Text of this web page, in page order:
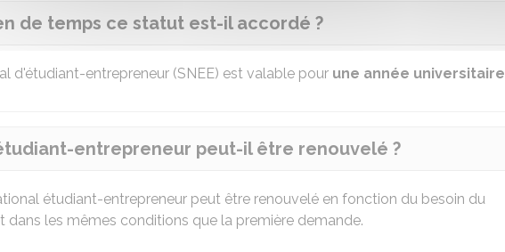
de temps ce statut est-il accordé ?
d'étudiant-entrepreneur (SNEE) est valable pour une année universitaire
entrepreneur peut-il être renouvelé ?
étudiant-entrepreneur peut être renouvelé en fonction du besoin du
dans les mêmes conditions que la première demande.